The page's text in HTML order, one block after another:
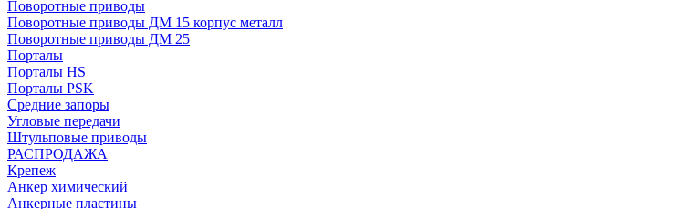
Поворотные приводы
Поворотные приводы ДМ 15 корпус металл
Поворотные приводы ДМ 25
Порталы
Порталы HS
Порталы PSK
Средние запоры
Угловые передачи
Штульповые приводы
РАСПРОДАЖА
Крепеж
Анкер химический
Анкерные пластины